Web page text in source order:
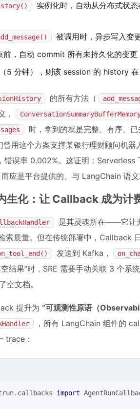
实例化时，自动从分布式状
被调用时，异步写入变
前，自动 commit 所有未持久化的变更
（5 分钟），则该 session 的 history
的所有方法（
，
时，拿到的就是完整、有序、
曾用这个方案支撑某银行理财顾问机
误率 0.002%。这证明：Serverless
而应是平台提供的、与 LangChain 语
生化：让 Callback 成为计
是其灵魂所在——它让
索质量。但在传统部署中，Callback
发送到 Kafka，
结果”时，SRE 需要手动关联 3 个系
空文档。
提升为 “可观测性原语（
，所有 LangChain 组件的
trace：
import